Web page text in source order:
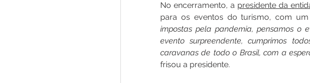
No encerramento, a presidente da
para os eventos do turismo, com
impostas pela pandemia, pensamos o
evento surpreendente, cumprimos
caravanas de todo o Brasil, com a
frisou a presidente.